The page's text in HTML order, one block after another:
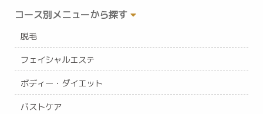
コース別メニューから探す
脱毛
フェイシャルエステ
ボディー・ダイエット
バストケア